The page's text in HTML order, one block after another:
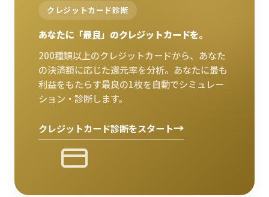
クレジットカード診断
あなたに「最良」のクレジットカードを。
200種類以上のクレジットカードから、あなた
の決済額に応じた還元率を分析。あなたに最も
利益をもたらす最良の1枚を自動でシミュレー
ション・診断します。
クレジットカード診断をスタート→